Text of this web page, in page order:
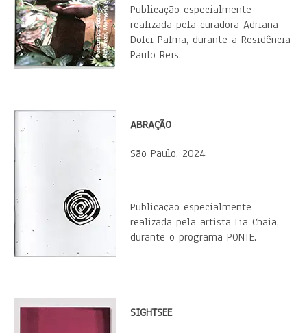
Publicação especialmente
realizada pela curadora Adriana
Dolci Palma, durante a Residência
Paulo Reis.
ABRAÇÃO
São Paulo, 2024
Publicação especialmente
realizada pela artista Lia Chaia,
durante o programa PONTE.
SIGHTSEE